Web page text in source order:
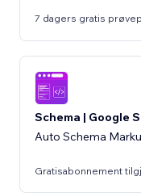
7 dagers gratis
Schema | Google
Auto Schema
Gratisabonnement